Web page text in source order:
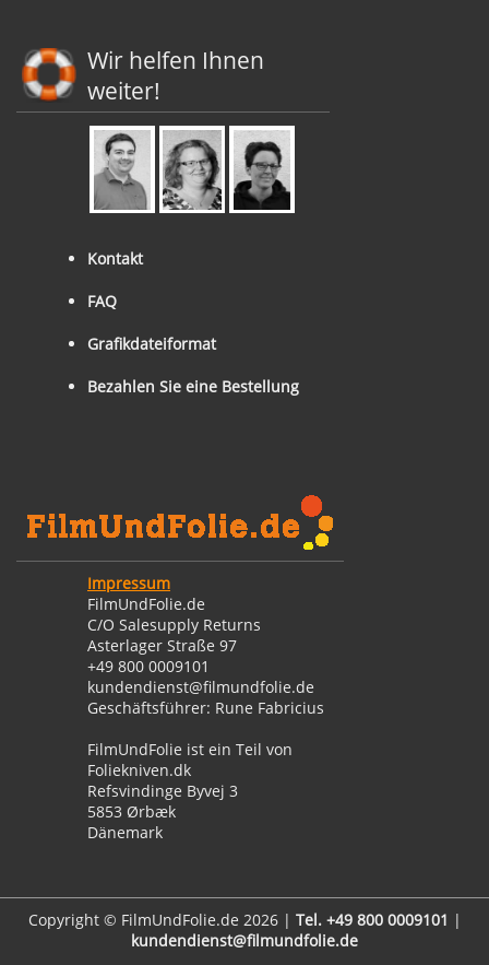
Wir helfen Ihnen
weiter!
Kontakt
FAQ
Grafikdateiformat
Bezahlen Sie eine Bestellung
Impressum
FilmUndFolie.de
C/O Salesupply Returns
Asterlager Straße 97
+49 800 0009101
kundendienst@filmundfolie.de
Geschäftsführer: Rune Fabricius
FilmUndFolie ist ein Teil von
Foliekniven.dk
Refsvindinge Byvej 3
5853 Ørbæk
Dänemark
Copyright © FilmUndFolie.de 2026 | Tel. +49 800 0009101 |
kundendienst@filmundfolie.de